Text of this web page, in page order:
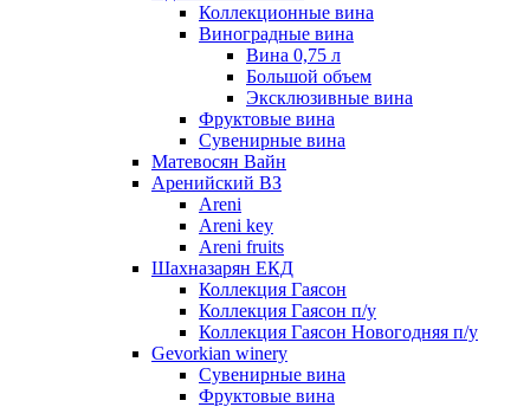
Коллекционные вина
Виноградные вина
Вина 0,75 л
Большой объем
Эксклюзивные вина
Фруктовые вина
Cувенирные вина
Матевосян Вайн
Аренийский ВЗ
Areni
Areni key
Areni fruits
Шахназарян ЕКД
Коллекция Гаясон
Коллекция Гаясон п/у
Коллекция Гаясон Новогодняя п/у
Gevorkian winery
Сувенирные вина
Фруктовые вина